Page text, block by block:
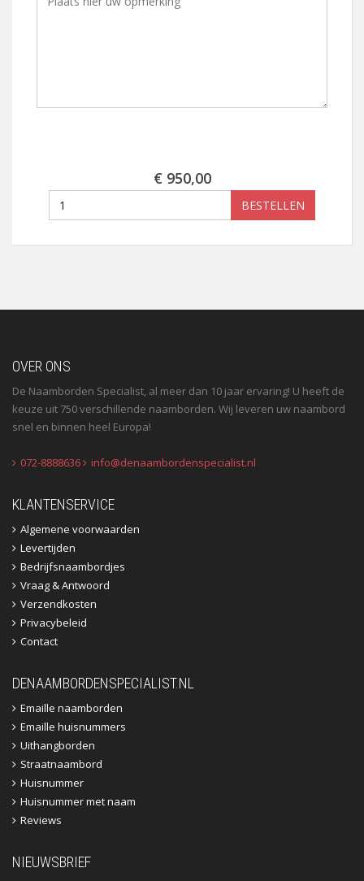
€ 950,00
BESTELLEN
OVER ONS
De Naamborden Specialist, al meer dan 10 jaar ervaring! U heeft de
keuze uit 750 verschillende naamborden. Wij leveren uw naambord
snel en binnen heel Europa!
072-8888636 info@denaambordenspecialist.nl
KLANTENSERVICE
Algemene voorwaarden
Levertijden
Bedrijfsnaambordjes
Vraag & Antwoord
Verzendkosten
Privacybeleid
Contact
DENAAMBORDENSPECIALIST.NL
Emaille naamborden
Emaille huisnummers
Uithangborden
Straatnaambord
Huisnummer
Huisnummer met naam
Reviews
NIEUWSBRIEF